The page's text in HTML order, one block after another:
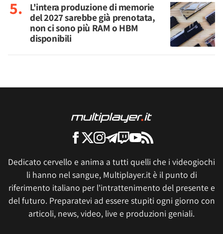
L'intera produzione di memorie
del 2027 sarebbe già prenotata,
non ci sono più RAM o HBM
disponibili
Dedicato cervello e anima a tutti quelli che i videogiochi
li hanno nel sangue, Multiplayer.it è il punto di
riferimento italiano per l'intrattenimento del presente e
del futuro. Preparatevi ad essere stupiti ogni giorno con
articoli, news, video, live e produzioni geniali.